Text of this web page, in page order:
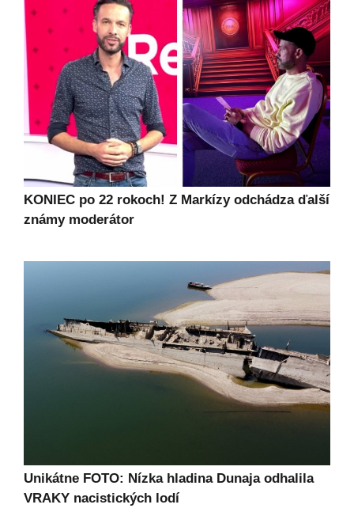
KONIEC po 22 rokoch! Z Markízy odchádza ďalší
známy moderátor
Unikátne FOTO: Nízka hladina Dunaja odhalila
VRAKY nacistických lodí